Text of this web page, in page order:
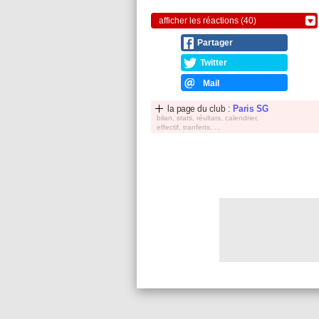
afficher les réactions (40)
Partager
Twitter
Mail
la page du club : Paris SG
bilan, stats, réultats, calendrier,
effectif, tranferts, ...